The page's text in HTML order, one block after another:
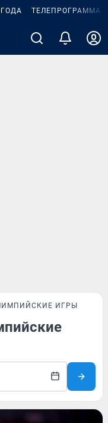
ТЕЛЕПРОГРАММА
ИГРЫ